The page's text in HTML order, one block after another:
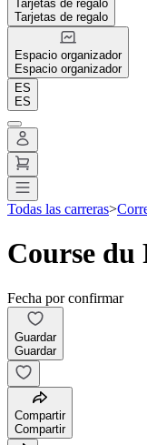
Tarjetas de regalo
Tarjetas de regalo
Espacio organizador
Espacio organizador
ES
ES
Todas las carreras>
Course du
Fecha por confirmar
Guardar
Guardar
Compartir
Compartir